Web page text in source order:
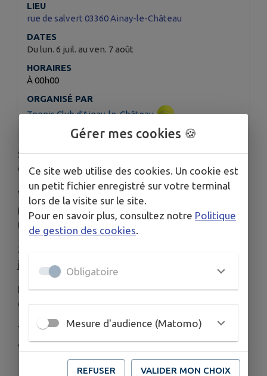
LIEU
rue de salvert 03360 Ainay-le-Château
DATES
Du lun. 6 juil. au ven. 7 août
HORAIRES
À 00h00
ORGANISÉ PAR
Tennis Club d'Ainay-le-Château
STAGE DE TENNIS D'ÉTÉ 2026 À AINAY-LE-
CHÂTEAU !
Vous cherchez une activité sportive et ludique
pour vos enfants cet été ? Les inscriptions pour
nos stages de tennis sont ouvertes !
3 sessions au choix (1h par jour) :
juillet • Du 13 au 17 juillet • Du 3 au 7 août
Lieu :Courts de tennis, Rue de Salvert (Ainay-le-
Château)
Tarifs ultra-accessibles :• 50 € la semaine par
enfant • 75 € pour 2 semaines •Tarif adapté : -10
€ pour le deuxième enfant !
Gérer mes cookies 🍪
Ce site web utilise des cookies. Un cookie est
un petit fichier enregistré sur votre terminal
lors de la visite sur le site.
Pour en savoir plus, consultez notre Politique
de gestion des cookies.
Obligatoire
Mesure d'audience (Matomo)
REFUSER VALIDER MON CHOIX